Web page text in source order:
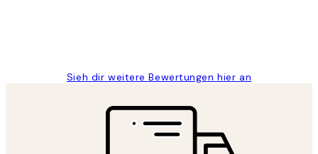
Sieh dir weitere Bewertungen hier an